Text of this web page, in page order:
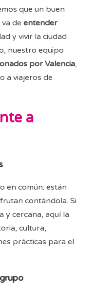
que un buen
de entender
y vivir la ciudad
nuestro equipo
por Valencia,
a viajeros de
a
en común: están
contándola. Si
y cercana, aquí la
cultura,
prácticas para el